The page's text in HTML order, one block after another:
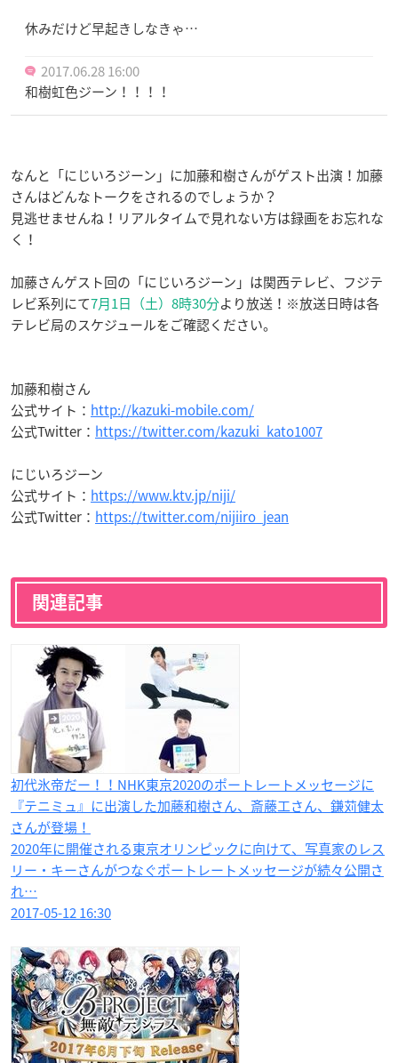
休みだけど早起きしなきゃ…
2017.06.28 16:00
和樹虹色ジーン！！！！
なんと「にじいろジーン」に加藤和樹さんがゲスト出演！加藤
さんはどんなトークをされるのでしょうか？
見逃せませんね！リアルタイムで見れない方は録画をお忘れな
く！
加藤さんゲスト回の「にじいろジーン」は関西テレビ、フジテ
レビ系列にて7月1日（土）8時30分より放送！※放送日時は各
テレビ局のスケジュールをご確認ください。
加藤和樹さん
公式サイト： http://kazuki-mobile.com/
公式Twitter： https://twitter.com/kazuki_kato1007
にじいろジーン
公式サイト： https://www.ktv.jp/niji/
公式Twitter： https://twitter.com/nijiiro_jean
関連記事
初代氷帝だー！！NHK東京2020のポートレートメッセージに
『テニミュ』に出演した加藤和樹さん、斎藤工さん、鎌苅健太
さんが登場！
2020年に開催される東京オリンピックに向けて、写真家のレス
リー・キーさんがつなぐポートレートメッセージが続々公開さ
れ…
2017-05-12 16:30